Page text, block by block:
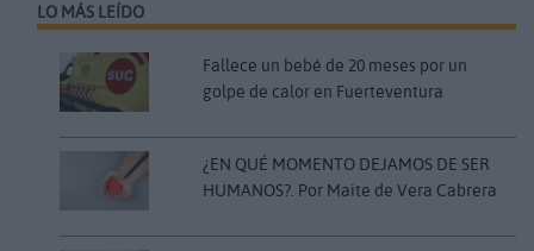
LO MÁS LEÍDO
Fallece un bebé de 20 meses por un
golpe de calor en Fuerteventura
¿EN QUÉ MOMENTO DEJAMOS DE SER
HUMANOS?. Por Maite de Vera Cabrera